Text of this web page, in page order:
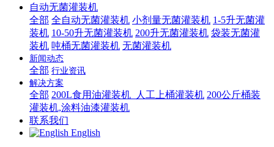
自动无菌灌装机
全部 全自动无菌灌装机 小剂量无菌灌装机 1-5升无菌灌
装机 10-50升无菌灌装机 200升无菌灌装机 袋装无菌灌
装机 吨桶无菌灌装机 无菌灌装机
新闻动态
全部 行业资讯
解决方案
全部 200L食用油灌装机_人工上桶灌装机 200公斤桶装
灌装机,涂料油漆灌装机
联系我们
English